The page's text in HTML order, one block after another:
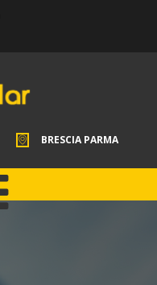
BRESCIA PARMA